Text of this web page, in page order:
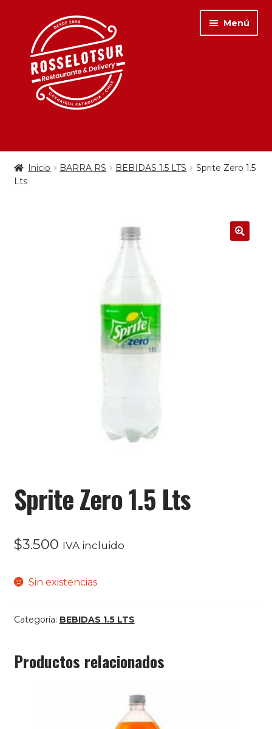
Menú
PARA TOMAR
Inicio BARRA RS BEBIDAS 1.5 LTS
Sprite Zero 1.5
Lts
Sprite Zero 1.5 Lts
$3.500 IVA incluido
Sin existencias
Categoría: BEBIDAS 1.5 LTS
Productos relacionados